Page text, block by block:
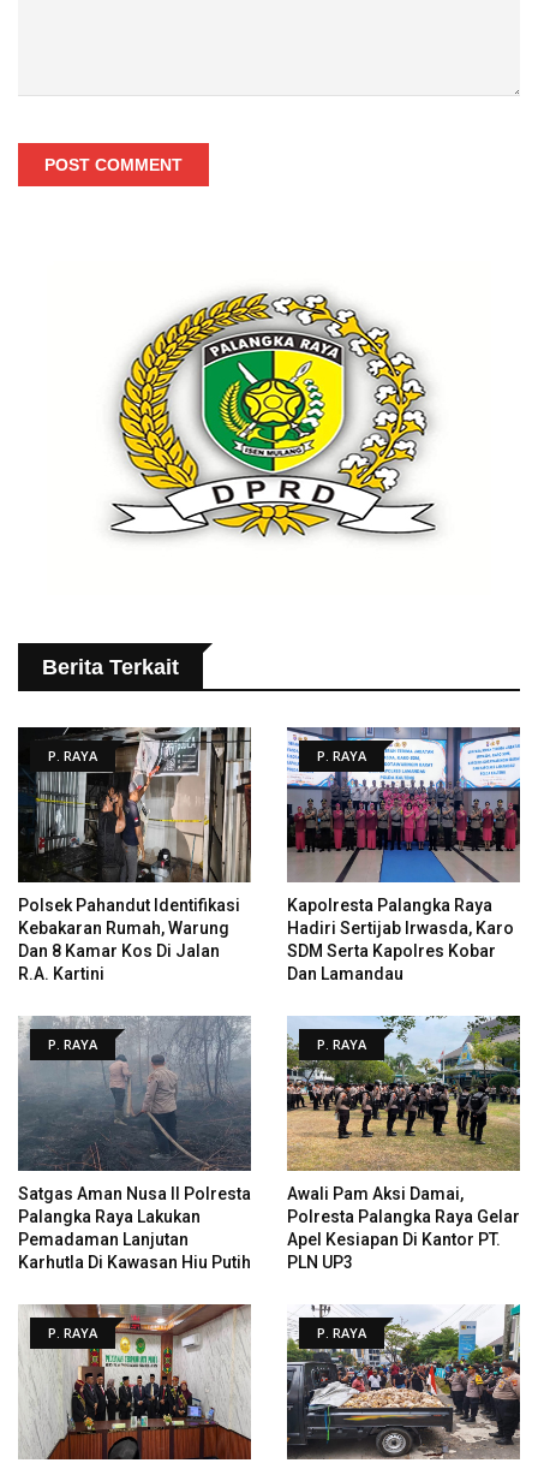
POST COMMENT
Berita Terkait
P. RAYA
Polsek Pahandut Identifikasi
Kebakaran Rumah, Warung
Dan 8 Kamar Kos Di Jalan
R.A. Kartini
P. RAYA
Kapolresta Palangka Raya
Hadiri Sertijab Irwasda, Karo
SDM Serta Kapolres Kobar
Dan Lamandau
P. RAYA
Satgas Aman Nusa II Polresta
Palangka Raya Lakukan
Pemadaman Lanjutan
Karhutla Di Kawasan Hiu Putih
P. RAYA
Awali Pam Aksi Damai,
Polresta Palangka Raya Gelar
Apel Kesiapan Di Kantor PT.
PLN UP3
P. RAYA P. RAYA